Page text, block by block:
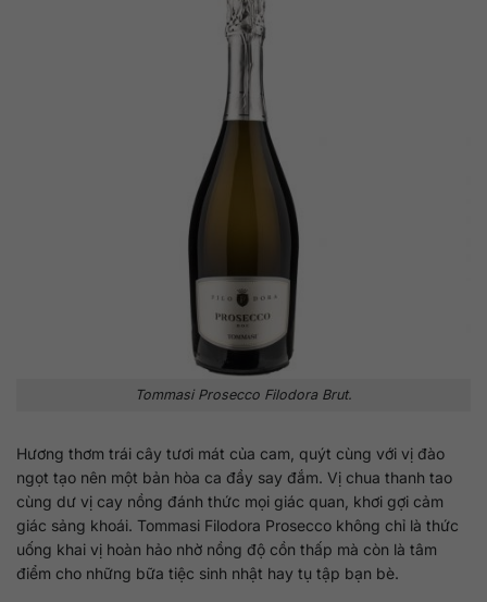
Tommasi Prosecco Filodora Brut.
Hương thơm trái cây tươi mát của cam, quýt cùng với vị đào
ngọt tạo nên một bản hòa ca đầy say đắm. Vị chua thanh tao
cùng dư vị cay nồng đánh thức mọi giác quan, khơi gợi cảm
giác sảng khoái. Tommasi Filodora Prosecco không chỉ là thức
uống khai vị hoàn hảo nhờ nồng độ cồn thấp mà còn là tâm
điểm cho những bữa tiệc sinh nhật hay tụ tập bạn bè.